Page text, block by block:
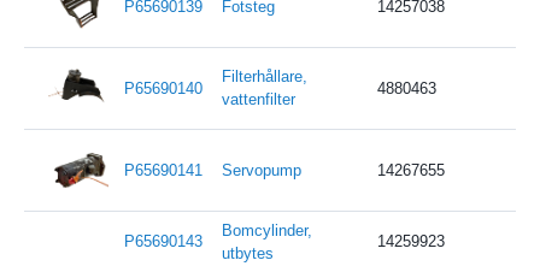
P65690139 Fotsteg 14257038
P65690140
Filterhållare,
vattenfilter
4880463
P65690141 Servopump 14267655
P65690143
Bomcylinder,
utbytes
14259923